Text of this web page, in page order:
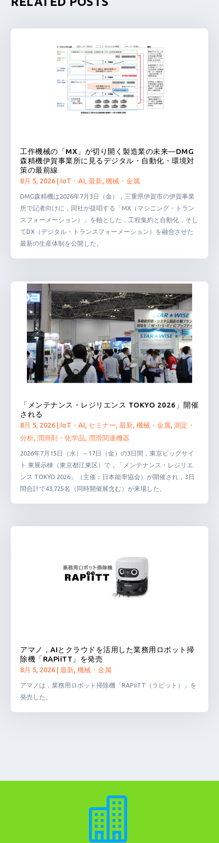
工作機械の「MX」が切り開く製造業の未来―DMG
森精機伊賀事業所に見るデジタル・自動化・環境対
策の最前線
8月 5, 2026 IoT・AI,最新,機械・金属
DMG森精機は2026年7月3日（金），三重県伊賀市の伊賀事業
所で記者向けに，同社が提唱する「MX（マシニング・トラン
スフォーメーション）」を軸とした，工程集約と自動化，そし
てDX（デジタル・トランスフォーメーション）を融合させた
最新の生産体制を公開した。
「メンテナンス・レジリエンス TOKYO 2026」開催
される
8月 5, 2026 | IoT・AI, セミナー,最新,機械・金属,測定・
分析,潤滑剤・化学品,潤滑関連機器
2026年7月15日（水）～17日（金）の3日間，東京ビッグサイ
ト 東展示棟（東京都江東区）で，「メンテナンス・レジリエ
ンス TOKYO 2026」（主催：日本能率協会）が開催され，3日
間合計で43,725名（同時開催展含む）が来場した。
アマノ，AIとクラウドを活用した業務用ロボット掃
除機「RAPiiTT」を発売
8月 5, 2026 |最新,機械・金属
アマノは，業務用ロボット掃除機「RAPiiTT（ラピット）」を
発売した。
